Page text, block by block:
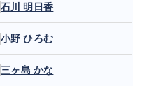
石川 明日香
小野 ひろむ
三ヶ島 かな